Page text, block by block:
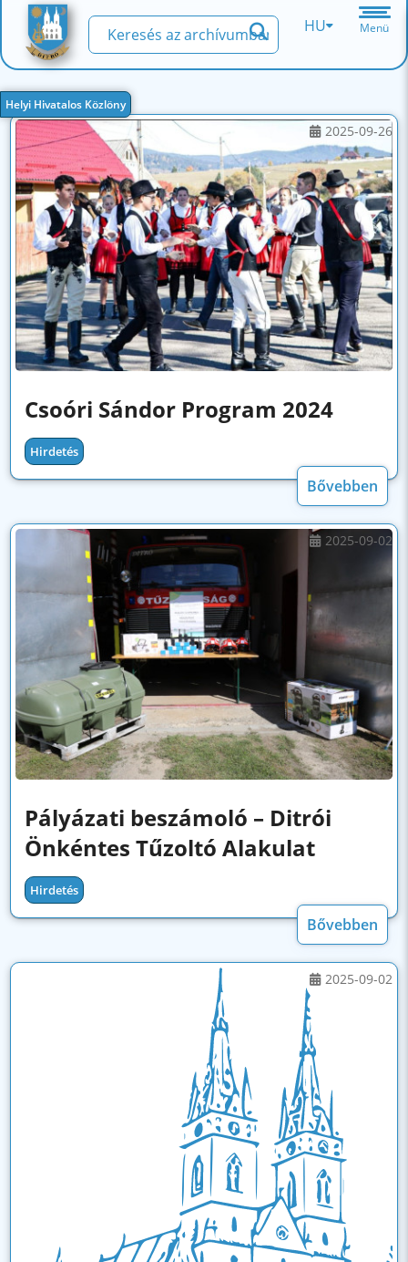
HU Menü
Helyi Hivatalos Közlöny
Csoóri Sándor Program 2024
2025-09-26
Bővebben
Hirdetés
Pályázati beszámoló – Ditrói
Önkéntes Tűzoltó Alakulat
2025-09-02
Bővebben
Hirdetés
2025-09-02